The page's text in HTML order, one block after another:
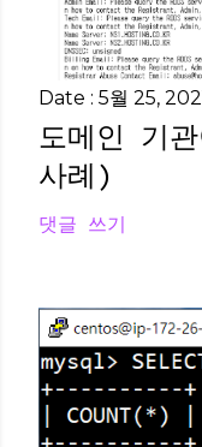
Date : 5월 25,
도메인 기
사례)
댓글 쓰기